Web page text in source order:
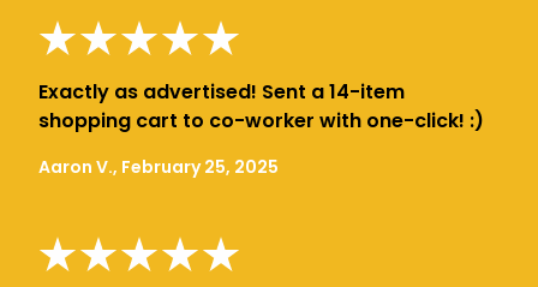
Exactly as advertised! Sent a 14-item
shopping cart to co-worker with one-click! :)
Aaron V., February 25, 2025